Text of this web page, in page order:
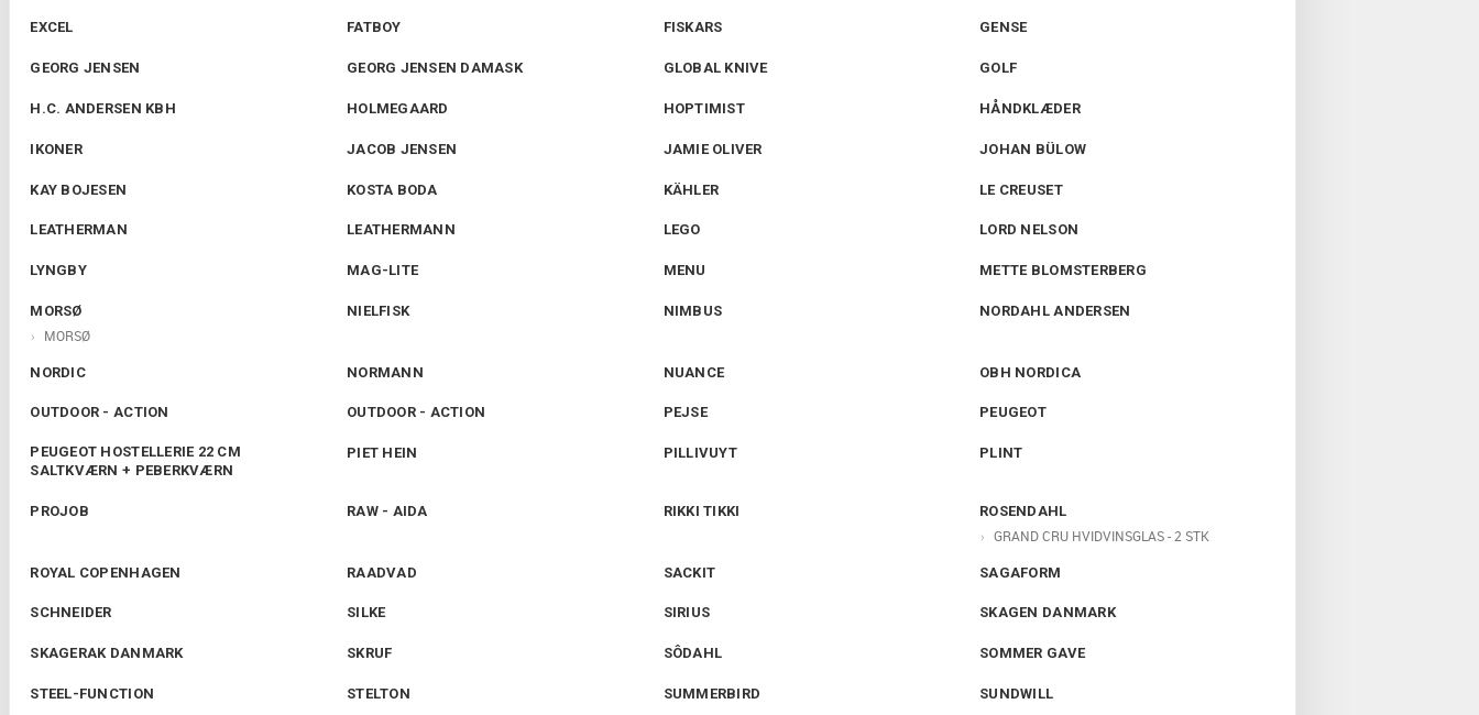
EXCEL FATBOY FISKARS GENSE
GEORG JENSEN GEORG JENSEN DAMASK GLOBAL KNIVE GOLF
H.C. ANDERSEN KBH HOLMEGAARD HOPTIMIST HÅNDKLÆDER
IKONER JACOB JENSEN JAMIE OLIVER JOHAN BÜLOW
KAY BOJESEN KOSTA BODA KÄHLER LE CREUSET
LEATHERMAN LEATHERMANN LEGO LORD NELSON
LYNGBY MAG-LITE MENU METTE BLOMSTERBERG
MORSØ
MORSØ
NIELFISK NIMBUS NORDAHL ANDERSEN
NORDIC NORMANN NUANCE OBH NORDICA
OUTDOOR - ACTION OUTDOOR - ACTION PEJSE PEUGEOT
PEUGEOT HOSTELLERIE 22 CM
SALTKVÆRN + PEBERKVÆRN
PIET HEIN PILLIVUYT PLINT
PROJOB RAW - AIDA RIKKI TIKKI ROSENDAHL
GRAND CRU HVIDVINSGLAS - 2 STK
ROYAL COPENHAGEN RAADVAD SACKIT SAGAFORM
SCHNEIDER SILKE SIRIUS SKAGEN DANMARK
SKAGERAK DANMARK SKRUF SÔDAHL SOMMER GAVE
STEEL-FUNCTION STELTON SUMMERBIRD SUNDWILL